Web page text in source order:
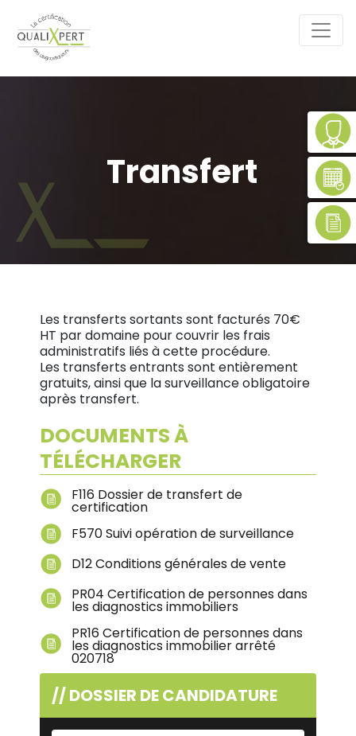
Transfert
Les transferts sortants sont facturés 70€
HT par domaine pour couvrir les frais
administratifs liés à cette procédure.
Les transferts entrants sont entièrement
gratuits, ainsi que la surveillance obligatoire
après transfert.
DOCUMENTS À
TÉLÉCHARGER
F116 Dossier de transfert de
certification
F570 Suivi opération de surveillance
D12 Conditions générales de vente
PR04 Certification de personnes dans
les diagnostics immobiliers
PR16 Certification de personnes dans
les diagnostics immobilier arrêté
020718
// DOSSIER DE CANDIDATURE